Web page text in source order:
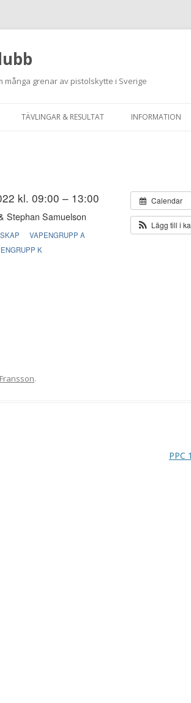
många grenar av pistolskytte i Sverige
till
TÄVLINGAR & RESULTAT INFORMATION
RUTINER FÖR
FÄLTSKYTTE
Calendar
Lägg till i
kl. 09:00 – 13:00
Stephan Samuelson
VAPENGRUPP A
K
Fransson.
PPC